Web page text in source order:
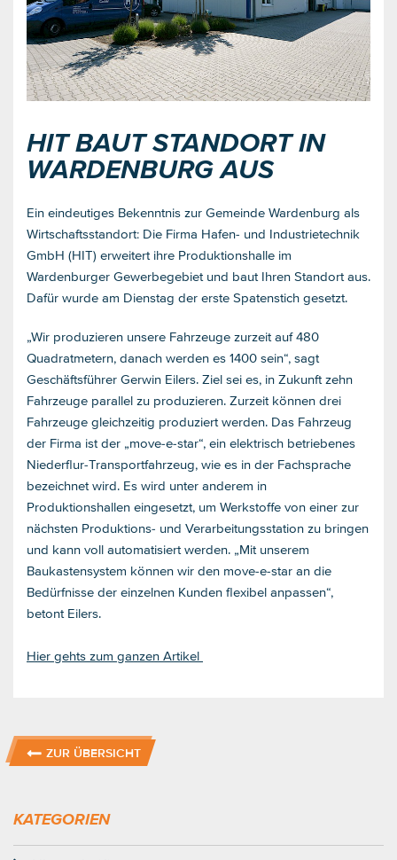
HIT BAUT STANDORT IN
WARDENBURG AUS
Ein eindeutiges Bekenntnis zur Gemeinde Wardenburg als
Wirtschaftsstandort: Die Firma Hafen- und Industrietechnik
GmbH (HIT) erweitert ihre Produktionshalle im
Wardenburger Gewerbegebiet und baut Ihren Standort aus.
Dafür wurde am Dienstag der erste Spatenstich gesetzt.
„Wir produzieren unsere Fahrzeuge zurzeit auf 480
Quadratmetern, danach werden es 1400 sein“, sagt
Geschäftsführer Gerwin Eilers. Ziel sei es, in Zukunft zehn
Fahrzeuge parallel zu produzieren. Zurzeit können drei
Fahrzeuge gleichzeitig produziert werden. Das Fahrzeug
der Firma ist der „move-e-star“, ein elektrisch betriebenes
Niederflur-Transportfahrzeug, wie es in der Fachsprache
bezeichnet wird. Es wird unter anderem in
Produktionshallen eingesetzt, um Werkstoffe von einer zur
nächsten Produktions- und Verarbeitungsstation zu bringen
und kann voll automatisiert werden. „Mit unserem
Baukastensystem können wir den move-e-star an die
Bedürfnisse der einzelnen Kunden flexibel anpassen“,
betont Eilers.
Hier gehts zum ganzen Artikel
ZUR ÜBERSICHT
KATEGORIEN